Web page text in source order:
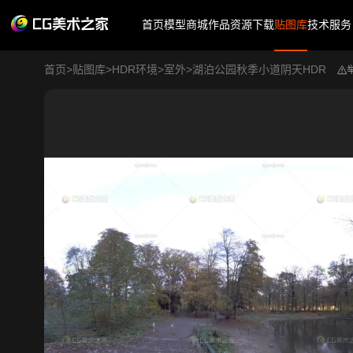
首页模型商城作品资源下载贴图库技术服务
首页>贴图库>HDR环境>室外>湖泊公园秋季小道阴天HDR